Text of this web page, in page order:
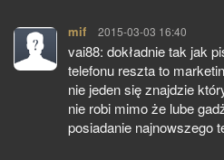
mif pisze:
2015-03-03 16:40
vai88: dokładnie tak jak
telefonu reszta to
nie jeden się znajdzie
nie robi mimo że lube
posiadanie najnowszego